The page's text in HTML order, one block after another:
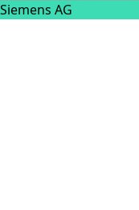
Siemens AG